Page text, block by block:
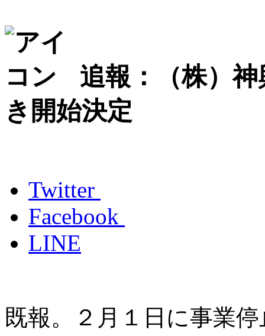
追報：（株）
き開始決定
Twitter
Facebook
LINE
既報。２月１日に事業